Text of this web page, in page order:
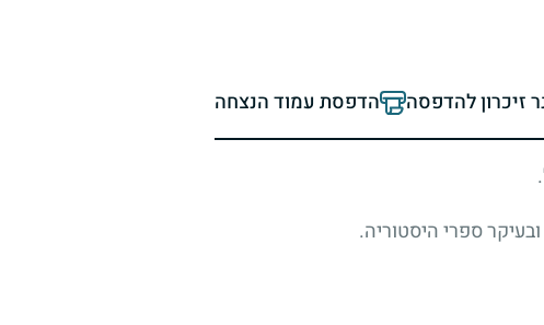
זיכרון להדפסה הדפסת עמוד הנצחה
ספרי היסטוריה.